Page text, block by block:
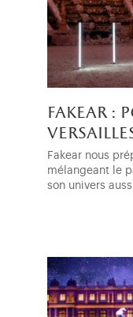
fakear :
Fakear nous
mélangeant le
son univers